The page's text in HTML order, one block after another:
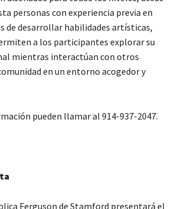
personas con experiencia previa en
de desarrollar habilidades artísticas,
a los participantes explorar su
mientras interactúan con otros
en un entorno acogedor y
pueden llamar al 914-937-2047.
Ferguson de Stamford presentará el